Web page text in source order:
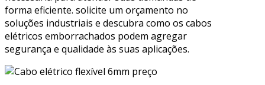
forma eficiente. solicite um orçamento no
soluções industriais e descubra como os cabos
elétricos emborrachados podem agregar
segurança e qualidade às suas aplicações.